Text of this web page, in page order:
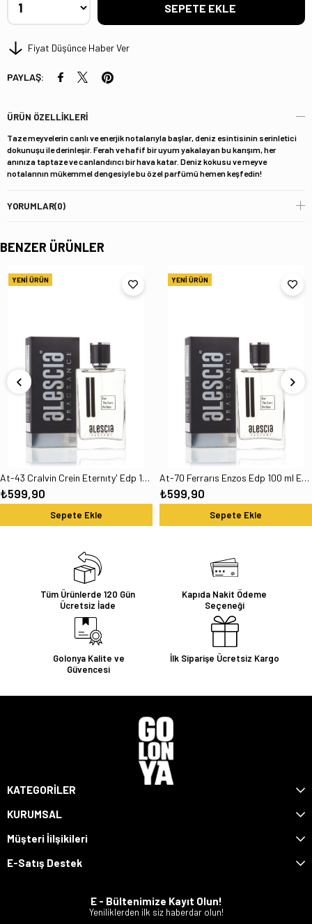
Fiyat Düşünce Haber Ver
PAYLAŞ:
ÜRÜN ÖZELLIKLERI
Taze meyvelerin canlı ve enerjik notalarıyla başlar, deniz esintisinin serinletici
dokunuşu ile derinleşir. Ferah ve hafif bir uyum yakalayan bu karışım, her
anınıza taptaze ve canlandırıcı bir hava katar. Deniz kokusu ve meyve
notalarının mükemmel dengesiyle bu özel parfümü hemen keşfedin!
YORUMLAR(0)
BENZER ÜRÜNLER
At-43 Cralvin Crein Eternıty' Edp 100 ml Erkek Parfüm
₺599,90
Sepete Ekle
YENI ÜRÜN
At-70 Ferrarıs Enzos Edp 100 ml Erkek Parfümü
₺599,90
Sepete Ekle
YENI ÜRÜN
Tüm Ürünlerde 120 Gün
Ücretsiz İade
Kapıda Nakit Ödeme
Seçeneği
Golonya Kalite ve
Güvencesi
İlk Siparişe Ücretsiz Kargo
KATEGORİLER
KURUMSAL
Müşteri İilşikileri
E-Satış Destek
E - Bültenimize Kayıt Olun!
Yeniliklerden ilk siz haberdar olun!